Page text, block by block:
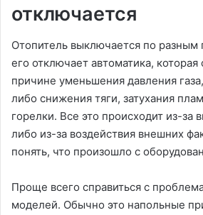
отключается
Отопитель выключается по
его отключает автоматика, которая
причине уменьшения давления
либо снижения тяги, затухания
горелки. Все это происходит из-за
либо из-за воздействия внешних
понять, что произошло с
Проще всего справиться с
моделей. Обычно это напольные